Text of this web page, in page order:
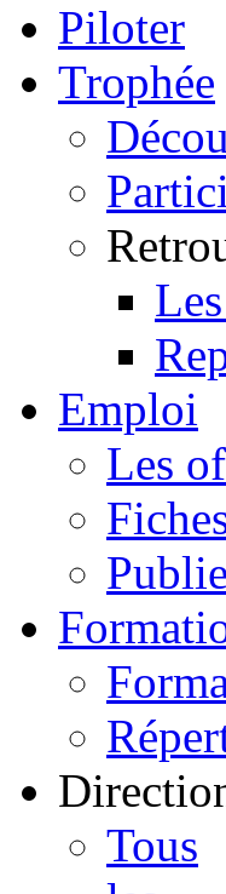
Piloter
Trophée
Emploi
Les
Tous